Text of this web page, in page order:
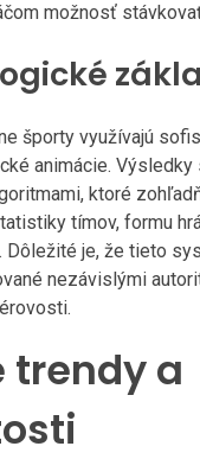
možnosť
športy využívajú
animácie. Výsledky
ktoré
tímov, formu
Dôležité je, že tieto
nezávislými
trendy a